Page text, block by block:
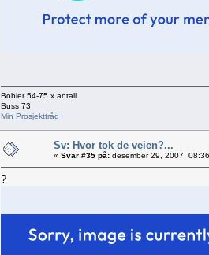
Bobler 54-75 x antall
Buss 73
Min Prosjekttråd
Sv: Hvor tok de veien?...
« Svar #35 på: desember 29, 2007,
?